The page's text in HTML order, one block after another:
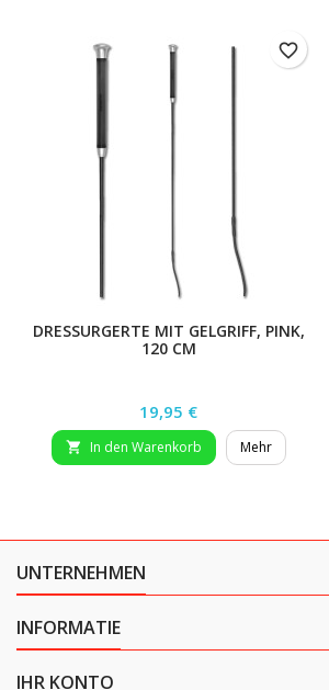
DRESSURGERTE MIT GELGRIFF, PINK,
120 CM
Preis
19,95 €
 In den Warenkorb Mehr
favorite_border
UNTERNEHMEN
INFORMATIE
IHR KONTO